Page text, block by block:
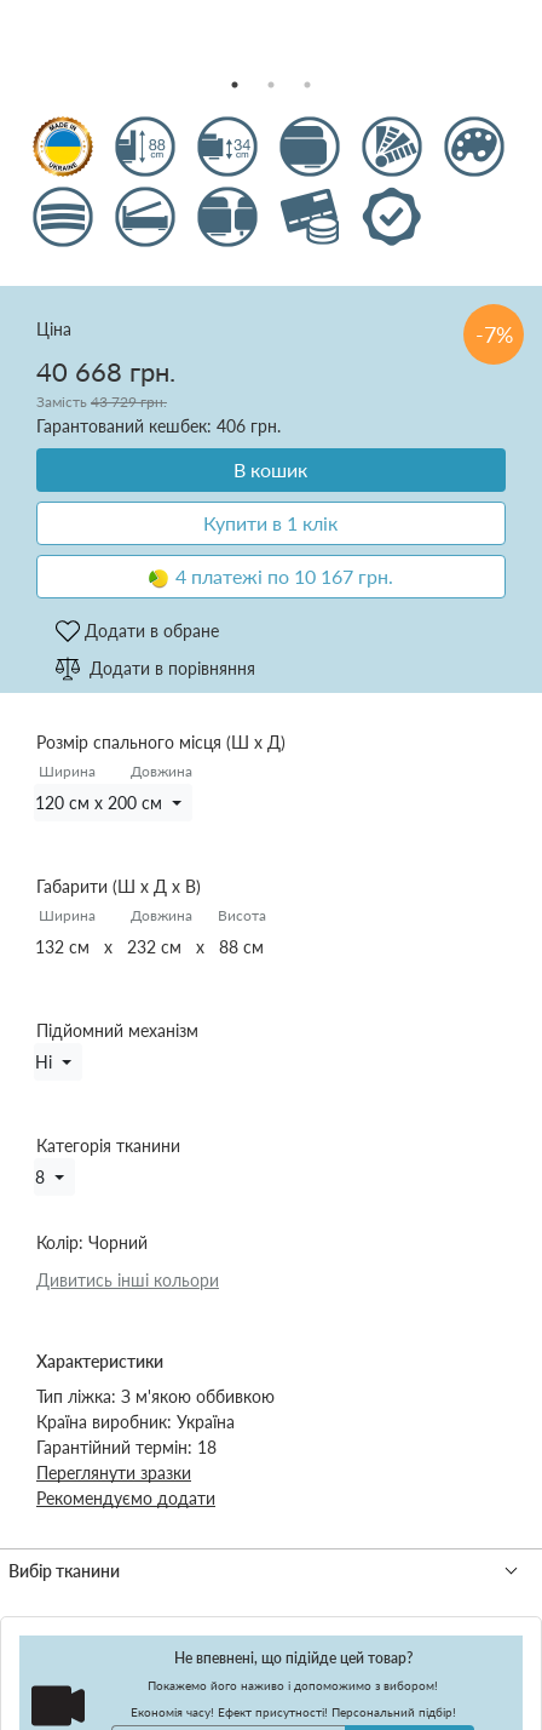
Текстиль для спальні
Килими
Розпродаж
Доставка і оплата
Про нас
-7%
Ціна
40 668 грн.
Замість 43 729 грн.
Гарантований кешбек: 406 грн.
В кошик
Купити в 1 клік
4 платежі по 10 167 грн.
Додати в обране
Додати в порівняння
Розмір спального місця (Ш х Д)
Ширина Довжина
120 см x 200 см
Габарити (Ш х Д х В)
Ширина Довжина Висота
132 см x 232 см x 88 см
Підйомний механізм
Ні
Категорія тканини
8
Колір: Чорний
Дивитись інші кольори
Характеристики
Тип ліжка: З м'якою оббивкою
Країна виробник: Україна
Гарантійний термін: 18
Переглянути зразки
Рекомендуємо додати
Не впевнені, що підійде цей товар?
Покажемо його наживо і допоможимо з вибором!
Економія часу! Ефект присутності! Персональний підбір!